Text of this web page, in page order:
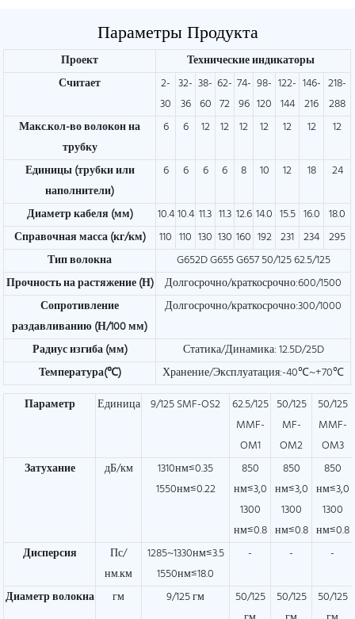
Параметры Продукта
Проект
Технические индикаторы
Считает
2-
30
32-
36
38-
60
62-
72
74-
96
98-
120
122-
144
146-
216
218-
288
Макс.кол-во волокон на
трубку
6 6 12 12 12 12 12 12 12
Единицы (трубки или
наполнители)
6 6 6 6 8 10 12 18 24
Диаметр кабеля (мм) 10.410.4 11.3 11.3 12.6 14.0 15.5 16.0 18.0
Справочная масса (кг/км)
110 110 130 130 160 192 231 234 295
Тип волокна
G652D G655 G657 50/125 62.5/125
Прочность на растяжение (Н)
Долгосрочно/краткосрочно:600/1500
Сопротивление
раздавливанию (Н/100 мм)
Долгосрочно/краткосрочно:300/1000
Радиус изгиба (мм)
Статика/Динамика: 12.5D/25D
Температура(℃)
Хранение/Эксплуатация:-40℃~+70℃
Параметр
Единица 9/125 SMF-OS2
62.5/125
MMF-
OM1
50/125
MF-
OM2
50/125
MMF-
OM3
Затухание
дБ/км
1310нм≤0.35
1550нм≤0.22
850
нм≤3,0
1300
нм≤0.8
850
нм≤3,0
1300
нм≤0.8
850
нм≤3,0
1300
нм≤0.8
Дисперсия
Пс/
нм.км
1285~1330нм≤3.5
1550нм≤18.0
- - -
Диаметр волокна гм 9/125 гм
50/125
50/125
50/125